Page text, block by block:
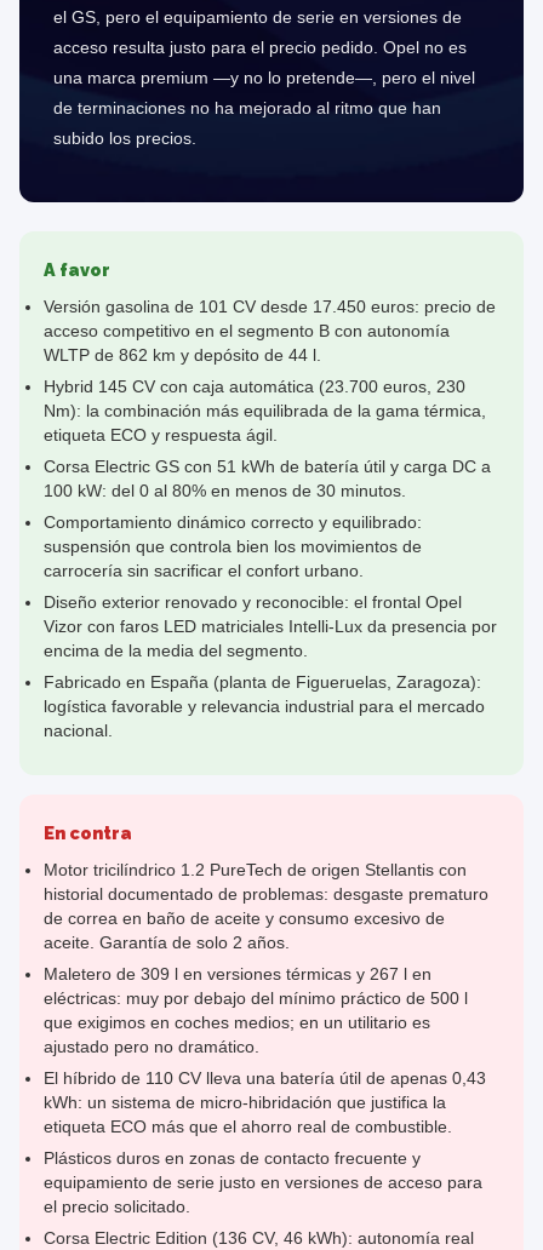
el GS, pero el equipamiento de serie en versiones de
acceso resulta justo para el precio pedido. Opel no es
una marca premium —y no lo pretende—, pero el nivel
de terminaciones no ha mejorado al ritmo que han
subido los precios.
A favor
Versión gasolina de 101 CV desde 17.450 euros: precio de
acceso competitivo en el segmento B con autonomía
WLTP de 862 km y depósito de 44 l.
Hybrid 145 CV con caja automática (23.700 euros, 230
Nm): la combinación más equilibrada de la gama térmica,
etiqueta ECO y respuesta ágil.
Corsa Electric GS con 51 kWh de batería útil y carga DC a
100 kW: del 0 al 80% en menos de 30 minutos.
Comportamiento dinámico correcto y equilibrado:
suspensión que controla bien los movimientos de
carrocería sin sacrificar el confort urbano.
Diseño exterior renovado y reconocible: el frontal Opel
Vizor con faros LED matriciales Intelli-Lux da presencia por
encima de la media del segmento.
Fabricado en España (planta de Figueruelas, Zaragoza):
logística favorable y relevancia industrial para el mercado
nacional.
En contra
Motor tricilíndrico 1.2 PureTech de origen Stellantis con
historial documentado de problemas: desgaste prematuro
de correa en baño de aceite y consumo excesivo de
aceite. Garantía de solo 2 años.
Maletero de 309 l en versiones térmicas y 267 l en
eléctricas: muy por debajo del mínimo práctico de 500 l
que exigimos en coches medios; en un utilitario es
ajustado pero no dramático.
El híbrido de 110 CV lleva una batería útil de apenas 0,43
kWh: un sistema de micro-hibridación que justifica la
etiqueta ECO más que el ahorro real de combustible.
Plásticos duros en zonas de contacto frecuente y
equipamiento de serie justo en versiones de acceso para
el precio solicitado.
Corsa Electric Edition (136 CV, 46 kWh): autonomía real